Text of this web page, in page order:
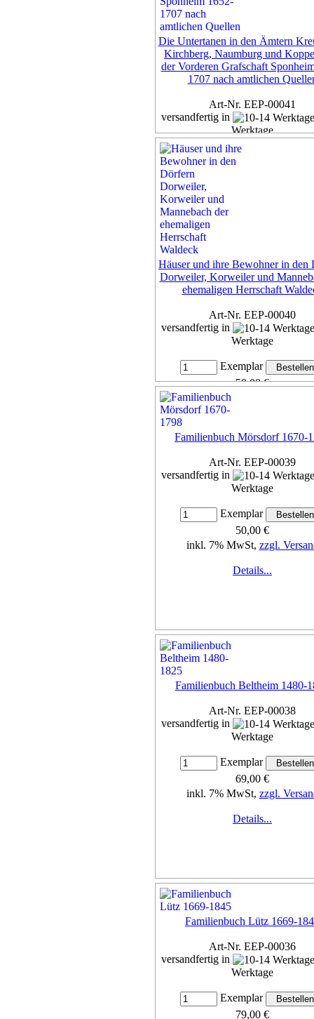
Die Untertanen in den Ämtern
Kirchberg, Naumburg und
der Vorderen Grafschaft
1707 nach amtlichen
Art-Nr. EEP-00041
versandfertig in
Werktage
Exemplar
inkl. 7% MwSt,
Häuser und ihre Bewohner in den
Dorweiler, Korweiler und
ehemaligen Herrschaft
Art-Nr. EEP-00040
versandfertig in
Werktage
Exemplar
50,00 €
inkl. 7% MwSt,
Familienbuch Mörsdorf 1670-
Art-Nr. EEP-00039
versandfertig in
Werktage
Exemplar
50,00 €
inkl. 7% MwSt, zzgl.
Details...
Familienbuch Beltheim 1480-
Art-Nr. EEP-00038
versandfertig in
Werktage
Exemplar
69,00 €
inkl. 7% MwSt, zzgl.
Details...
Familienbuch Lütz 1669-
Art-Nr. EEP-00036
versandfertig in
Werktage
Exemplar
79,00 €